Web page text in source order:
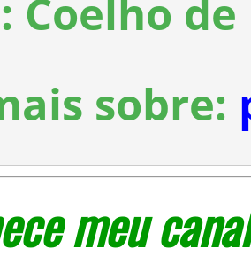
Coelho
sobre:
meu